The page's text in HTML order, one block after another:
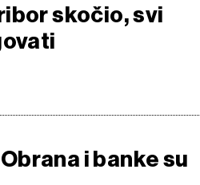
skočio, svi
i banke su